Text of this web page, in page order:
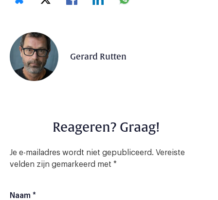
Gerard Rutten
Reageren? Graag!
Je e-mailadres wordt niet gepubliceerd. Vereiste
velden zijn gemarkeerd met *
Naam *